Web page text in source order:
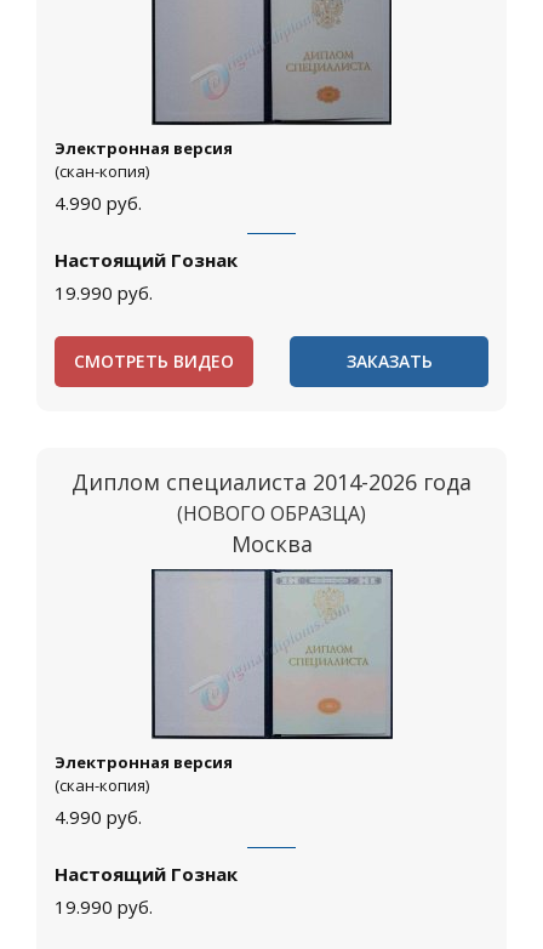
Электронная версия
(скан-копия)
4.990 руб.
Настоящий Гознак
19.990 руб.
СМОТРЕТЬ ВИДЕО ЗАКАЗАТЬ
Диплом специалиста 2014-2026 года
(НОВОГО ОБРАЗЦА)
Москва
Электронная версия
(скан-копия)
4.990 руб.
Настоящий Гознак
19.990 руб.